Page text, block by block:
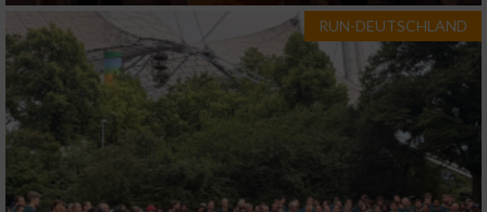
RUN-DEUTSCHLAND